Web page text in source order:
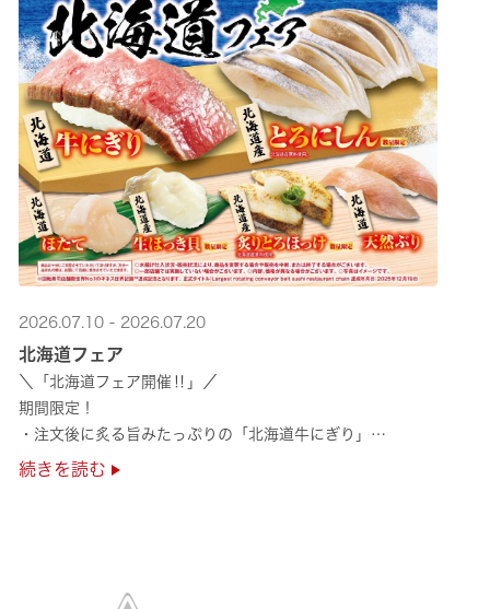
2026.07.10 - 2026.07.20
北海道フェア
＼「北海道フェア開催‼」／
期間限定！
・注文後に炙る旨みたっぷりの「北海道牛にぎり」
・濃厚な甘みの「北海道ほたて」
続きを読む